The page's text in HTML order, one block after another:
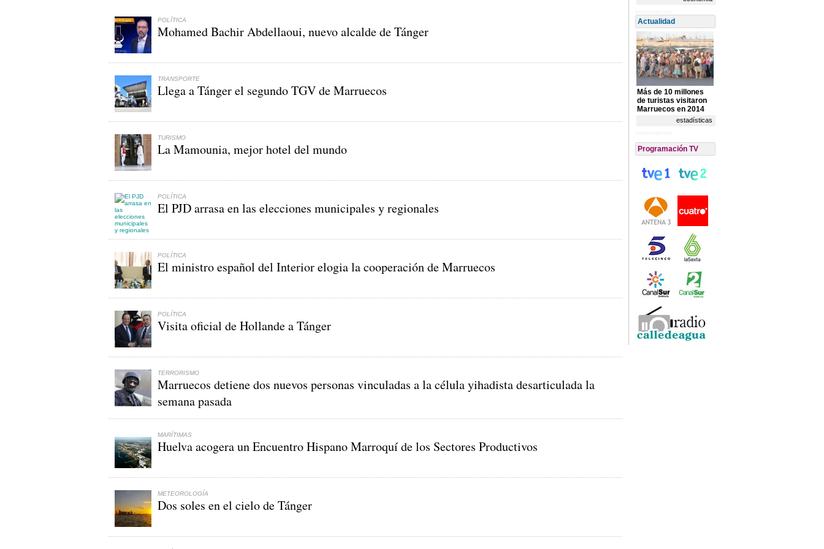
POLÍTICA
Mohamed Bachir Abdellaoui, nuevo alcalde de Tánger
TRANSPORTE
Llega a Tánger el segundo TGV de Marruecos
TURISMO
La Mamounia, mejor hotel del mundo
POLÍTICA
El PJD arrasa en las elecciones municipales y regionales
POLÍTICA
El ministro español del Interior elogia la cooperación de Marruecos
POLÍTICA
Visita oficial de Hollande a Tánger
TERRORISMO
Marruecos detiene dos nuevos personas vinculadas a la célula yihadista desarticulada la
semana pasada
MARÍTIMAS
Huelva acogera un Encuentro Hispano Marroquí de los Sectores Productivos
METEOROLOGÍA
Dos soles en el cielo de Tánger
Actualidad
Más de 10 millones
de turistas visitaron
Marruecos en 2014
estadísticas
Programación TV